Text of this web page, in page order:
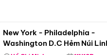
New York - Philadelphia -
Washington D.C Hẻm Núi